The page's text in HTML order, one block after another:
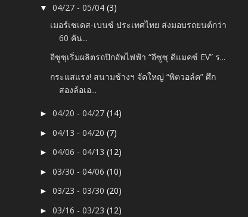
▼04/27 - 05/04(3)
เมอร์เซเดส-เบนซ์ ประเทศไทย ส่งมอบรถยนต์กว่า
60 คัน...
อีซูซุเริ่มผลิตรถปิกอัพไฟฟ้า “อีซูซุ ดีแมคซ์ EV” ร...
กระแสแรง! สนามช้างฯ จัดใหญ่ “พิตวอล์ค” ศึก
สองล้อเอ...
►04/20 - 04/27(14)
►04/13 - 04/20(7)
►04/06 - 04/13(12)
►03/30 - 04/06(10)
►03/23 - 03/30(20)
►03/16 - 03/23(12)